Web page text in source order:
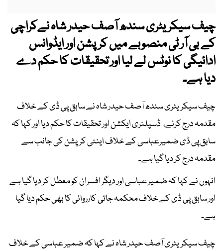
چیف سیکریٹری سندھ آصف حیدر شاہ نےکراچی
کے بی آر ٹی منصوبے میں کرپشن اور ایڈوانس
ادائیگی کا نوٹس لے لیا اور تحقیقات کا حکم دے
دیا ہے۔
چیف سیکریٹری سندھ آصف حیدر شاہ نے سابق پی ڈی کے خلاف
مقدمہ درج کرنے، ڈسپلنری ایکشن اور تحقیقات کا حکم دیا اور کہا کہ
سابق پی ڈی ضمیرعباسی کے خلاف اینٹی کرپشن کی جانب سے
مقدمہ درج کر دیا گیا ہے۔
انہوں نے کہا کہ ضمیر عباسی اور دیگر افسران کو معطل کر دیا گیا ہے
اور سابق پی ڈی کے خلاف محکمہ جاتی کارروائی کا بھی حکم دیا گیا
ہے۔
چیف سیکریٹری آصف حیدر شاہ نے کہا کہ ضمیر عباسی کے خلاف